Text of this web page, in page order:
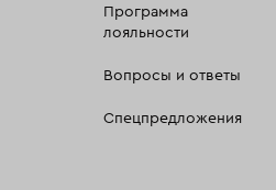
Программа
лояльности
Вопросы и ответы
Спецпредложения